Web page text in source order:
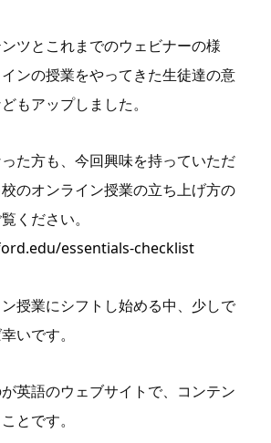
ツとこれまでのウェビナーの様
ンの授業をやってきた生徒達の意
もアップしました。
た方も、今回興味を持っていただ
のオンライン授業の立ち上げ方の
ください。
essentials-checklist
授業にシフトし始める中、少しで
いです。
英語のウェブサイトで、コンテン
とです。